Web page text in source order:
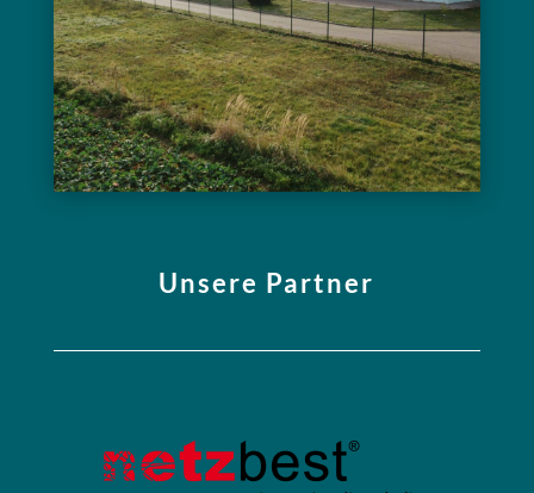
Unsere Partner